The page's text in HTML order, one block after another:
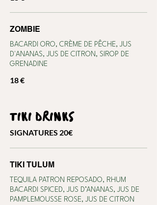
ZOMBIE
BACARDI ORO, CRÈME DE PÊCHE, JUS
D'ANANAS, JUS DE CITRON, SIROP DE
GRENADINE
18 €
TIKI DRINKS
SIGNATURES 20€
TIKI TULUM
TEQUILA PATRON REPOSADO, RHUM
BACARDI SPICED, JUS D’ANANAS, JUS DE
PAMPLEMOUSSE ROSE, JUS DE CITRON